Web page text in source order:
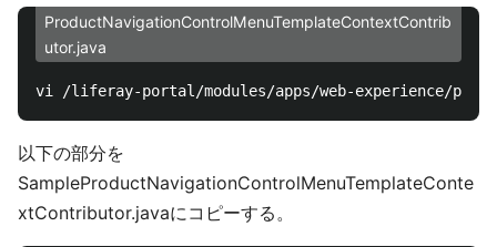
ProductNavigationControlMenuTemplateContextContrib
utor.java
以下の部分を
SampleProductNavigationControlMenuTemplateConte
xtContributor.javaにコピーする。